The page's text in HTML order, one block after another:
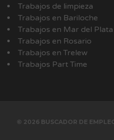
Trabajos de limpieza
Trabajos en Bariloche
Trabajos en Mar del Plata
Trabajos en Rosario
Trabajos en Trelew
Trabajos Part Time
© 2026 BUSCADOR DE